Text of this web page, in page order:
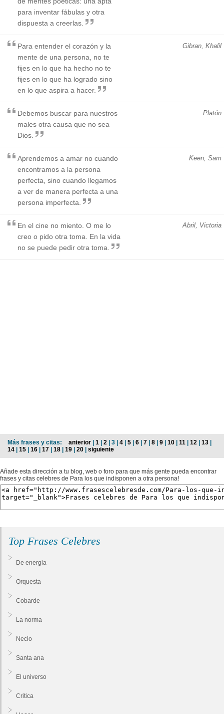
para inventar fábulas y otra
dispuesta a creerlas.
Gibran, Khalil
Para entender el corazón y la
mente de una persona, no te
fijes en lo que ha hecho no te
fijes en lo que ha logrado sino
en lo que aspira a hacer.
Platón
Debemos buscar para nuestros
males otra causa que no sea
Dios.
Keen, Sam
Aprendemos a amar no cuando
encontramos a la persona
perfecta, sino cuando llegamos
a ver de manera perfecta a una
persona imperfecta.
Abril, Victoria
En el cine no miento. O me lo
creo o pido otra toma. En la vida
no se puede pedir otra toma.
Más frases y citas: anterior | 1 | 2 | 3 | 4 | 5 | 6 | 7 | 8 | 9 | 10 | 11 | 12 | 13 |
14 | 15 | 16 | 17 | 18 | 19 | 20 | siguiente
Añade esta dirección a tu blog, web o foro para que más gente pueda encontrar
frases y citas celebres de Para los que indisponen a otra persona!
Top Frases Celebres
De energia
Orquesta
Cobarde
La norma
Necio
Santa ana
El universo
Critica